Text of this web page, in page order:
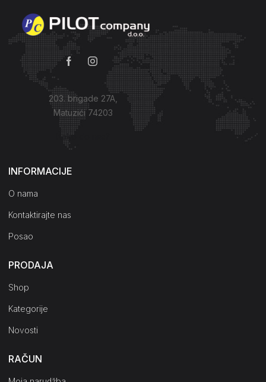
203. brigade 27A,
Matuzići 74203
Kako do nas?
INFORMACIJE
O nama
Kontaktirajte nas
Posao
PRODAJA
Shop
Kategorije
Novosti
RAČUN